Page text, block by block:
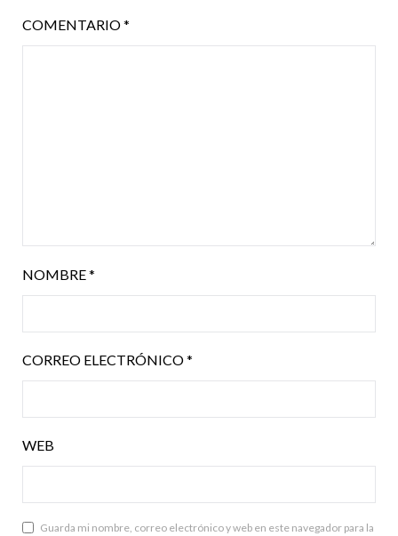
COMENTARIO*
NOMBRE*
CORREO ELECTRÓNICO*
WEB
Guarda mi nombre, correo electrónico y web en este navegador para la